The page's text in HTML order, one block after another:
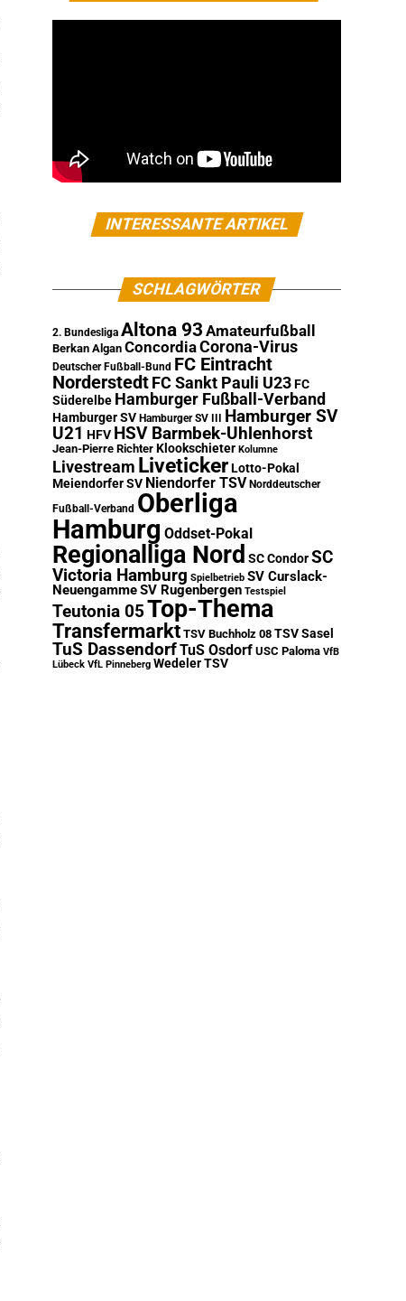
INTERESSANTE ARTIKEL
SCHLAGWÖRTER
2. Bundesliga Altona 93 Amateurfußball
Berkan Algan ConcordiaCorona-Virus
Deutscher Fußball-Bund FC Eintracht
Norderstedt FC Sankt Pauli U23FC
Süderelbe Hamburger Fußball-Verband
Hamburger SV Hamburger SV III
Hamburger SV
U21 HFV HSV Barmbek-Uhlenhorst
Jean-Pierre Richter Klookschieter Kolumne
Livestream LivetickerLotto-Pokal
Meiendorfer SV Niendorfer TSV Norddeutscher
Fußball-Verband Oberliga
Hamburg Oddset-Pokal
Regionalliga Nord SC CondorSC
Victoria Hamburg Spielbetrieb SV Curslack-
NeuengammeSV Rugenbergen Testspiel
Teutonia 05Top-Thema
Transfermarkt TSV Buchholz 08 TSV Sasel
TuS DassendorfTuS Osdorf USC Paloma VfB
Lübeck VfL Pinneberg Wedeler TSV